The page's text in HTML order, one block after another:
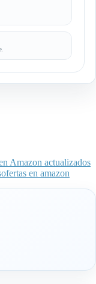
Amazon actualizados
ofertas en amazon